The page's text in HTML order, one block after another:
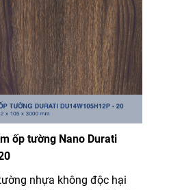
ốp tường Nano Durati
nhựa không độc hại